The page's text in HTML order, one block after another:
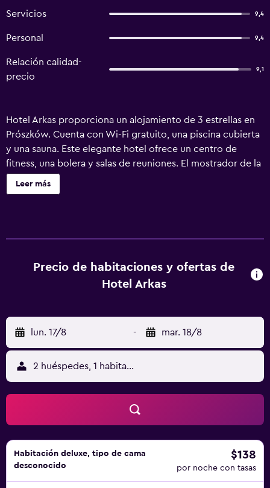
Servicios 9,4
Personal 9,4
Relación calidad-
precio
9,1
Hotel Arkas proporciona un alojamiento de 3 estrellas en
Prószków. Cuenta con Wi-Fi gratuito, una piscina cubierta
y una sauna. Este elegante hotel ofrece un centro de
fitness, una bolera y salas de reuniones. El mostrador de la
recepción está disponible las 24 horas, los siete días a la
semana, y el amable personal puede tanto sugerirte los
mucho estilo con un secador de pelo, además de todas las
comodidades necesarias para asegurarte una estancia
Leer más
Precio de habitaciones y ofertas de
Hotel Arkas
lun. 17/8 - mar. 18/8
2 huéspedes, 1 habitación
Habitación deluxe, tipo de cama
desconocido
$138
por noche con tasas